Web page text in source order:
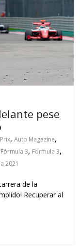
pese
,Auto Magazine,
Fórmula 3, Formula 3,
2021
de la
Recuperar al